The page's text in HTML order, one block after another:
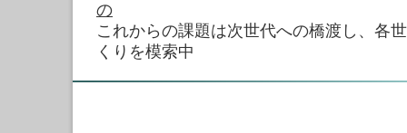
の
これからの課題は次世代への橋渡し、各
くりを模索中